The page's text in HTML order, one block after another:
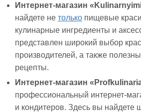
Интернет-магазин
найдете не только пищевые
кулинарные ингредиенты и
представлен широкий выбор
производителей, а также
рецепты.
Интернет-магазин
профессиональный интернет-
и кондитеров. Здесь вы найдете